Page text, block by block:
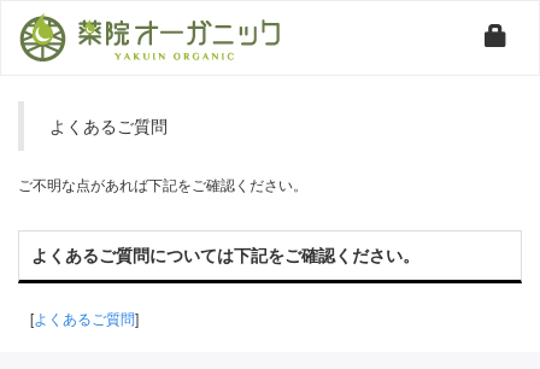
よくあるご質問
ご不明な点があれば下記をご確認ください。
よくあるご質問については下記をご確認ください。
[よくあるご質問]